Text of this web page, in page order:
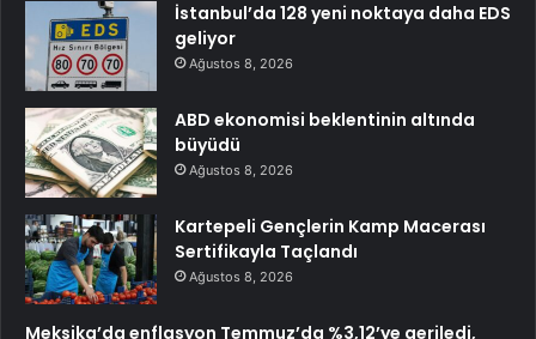
İstanbul’da 128 yeni noktaya daha EDS
geliyor
Ağustos 8, 2026
ABD ekonomisi beklentinin altında
büyüdü
Ağustos 8, 2026
Kartepeli Gençlerin Kamp Macerası
Sertifikayla Taçlandı
Ağustos 8, 2026
Meksika’da enflasyon Temmuz’da %3,12’ye geriledi,